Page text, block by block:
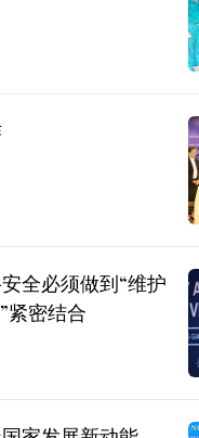
全必须做到“维护
紧密结合